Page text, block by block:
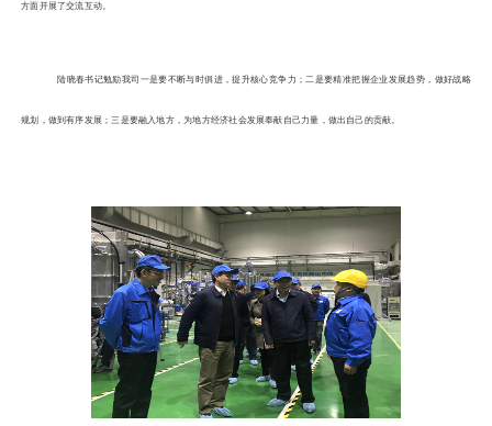
方面开展了交流互动。
陆晓春书记勉励我司一是要不断与时俱进，提升核心竞争力；二是要精准把握企业发展趋势，做好战略
规划，做到有序发展；三是要融入地方，为地方经济社会发展奉献自己力量，做出自己的贡献。